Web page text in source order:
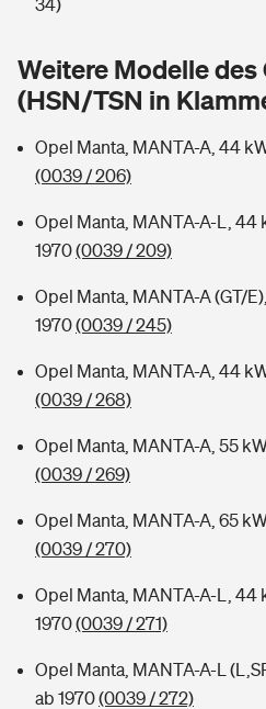
Hochwasser-Check: Wie
Sie haben Fragen?
Handyversicherung
Private Cyberversicherung
Zur Übersicht
Kinderunfall-Check: Mehr
Typklassen: So ist Ihr Auto
Sie haben Fragen?
Rentenrechner: Wie viel Geld
34)
Weitere Modelle des
(HSN/TSN in
Opel Manta, MANTA-A, 44
(0039 / 206)
Opel Manta, MANTA-A-L, 44
1970(0039 / 209)
Opel Manta, MANTA-A (GT/
1970(0039 / 245)
Opel Manta, MANTA-A, 44
(0039 / 268)
Opel Manta, MANTA-A, 55
(0039 / 269)
Opel Manta, MANTA-A, 65
(0039 / 270)
Opel Manta, MANTA-A-L, 44
1970(0039 / 271)
Opel Manta, MANTA-A-L
ab 1970(0039 / 272)